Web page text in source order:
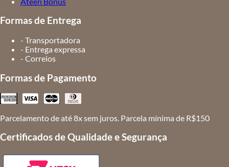
Formas de Entrega
- Transportadora
- Entrega expressa
- Correios
Formas de Pagamento
Parcelamento de até 8x sem juros. Parcela mínima de R$150
Certificados de Qualidade e Segurança